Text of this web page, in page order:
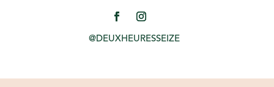
@DEUXHEURESSEIZE